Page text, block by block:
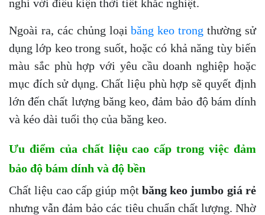
nghi với điều kiện thời tiết khắc nghiệt.
Ngoài ra, các chủng loạibăng keo trong thường sử
dụng lớp keo trong suốt, hoặc có khả năng tùy biến
màu sắc phù hợp với yêu cầu doanh nghiệp hoặc
mục đích sử dụng. Chất liệu phù hợp sẽ quyết định
lớn đến chất lượng băng keo, đảm bảo độ bám dính
và kéo dài tuổi thọ của băng keo.
Ưu điểm của chất liệu cao cấp trong việc đảm
bảo độ bám dính và độ bền
Chất liệu cao cấp giúp một băng keo jumbo giá rẻ
nhưng vẫn đảm bảo các tiêu chuẩn chất lượng. Nhờ